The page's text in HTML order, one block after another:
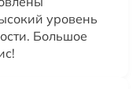
уровень
Большое